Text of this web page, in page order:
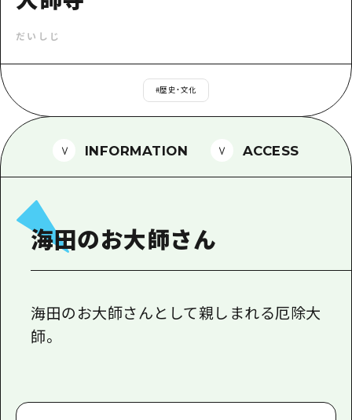
日帰り
2泊3日
HIROSHIMA FREE Wi-Fi
観光案内所
広島県を訪れる外国人旅行者向け情報一
ボランティアガイド
ガイドブック
よくあるご質問
関連リンク
事業者・学校関係者の皆さま
だいしじ
#歴史・文化
INFORMATION ACCESS
海田のお大師さん
海田のお大師さんとして親しまれる厄除大
師。